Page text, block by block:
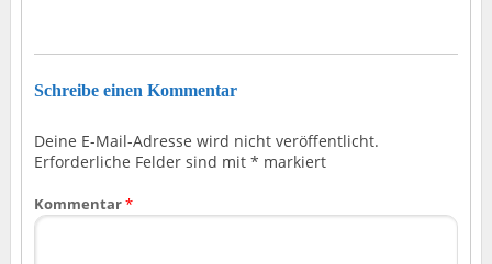
Schreibe einen Kommentar
Deine E-Mail-Adresse wird nicht veröffentlicht.
Erforderliche Felder sind mit * markiert
Kommentar*